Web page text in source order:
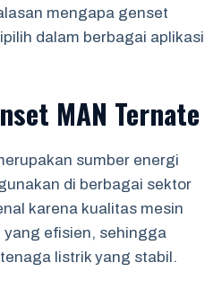
mengapa genset
dalam berbagai aplikasi
MAN Ternate
sumber energi
di berbagai sektor
karena kualitas mesin
efisien, sehingga
listrik yang stabil.